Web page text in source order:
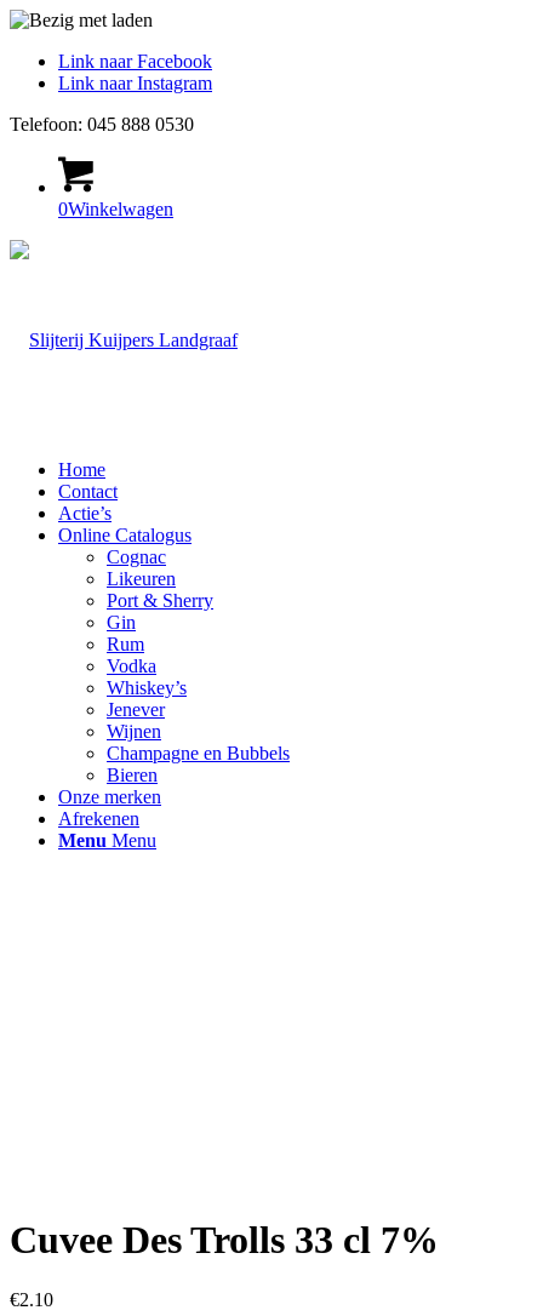
Link naar Facebook
Link naar Instagram
Telefoon: 045 888 0530
0Winkelwagen
Home
Contact
Actie’s
Online Catalogus
Cognac
Likeuren
Port & Sherry
Gin
Rum
Vodka
Whiskey’s
Jenever
Wijnen
Champagne en Bubbels
Bieren
Onze merken
Afrekenen
Menu Menu
Cuvee Des Trolls 33 cl 7%
€2.10